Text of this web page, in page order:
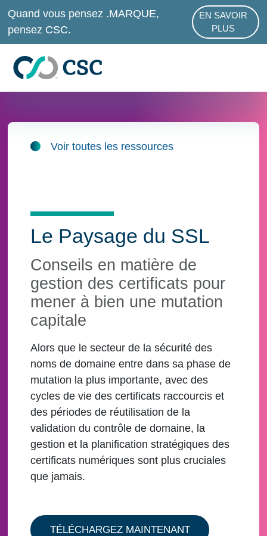
Passer au contenu principal
Quand vous pensez .MARQUE,
pensez CSC.
EN SAVOIR
PLUS
ABOUT
Voir toutes les ressources
Le Paysage du SSL
Conseils en matière de
gestion des certificats pour
mener à bien une mutation
capitale
Alors que le secteur de la sécurité des
noms de domaine entre dans sa phase de
mutation la plus importante, avec des
cycles de vie des certificats raccourcis et
des périodes de réutilisation de la
validation du contrôle de domaine, la
gestion et la planification stratégiques des
certificats numériques sont plus cruciales
que jamais.
TÉLÉCHARGEZ MAINTENANT